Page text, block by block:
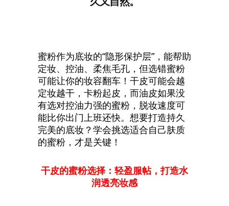
蜜粉作为底妆的“隐形保护层”，能帮助
定妆、控油、柔焦毛孔，但选错蜜粉
可能让你的妆容翻车！干皮可能会越
定妆越干，卡粉起皮，而油皮如果没
有选对控油力强的蜜粉，脱妆速度可
能比你出门上班还快。想要打造持久
完美的底妆？学会挑选适合自己肤质
的蜜粉，才是关键！
干皮的蜜粉选择：轻盈服帖，打造水
润透亮妆感